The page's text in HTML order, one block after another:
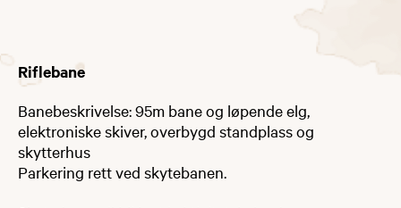
Riflebane
Banebeskrivelse: 95m bane​ og løpende elg,
elektroniske skiver, overbygd standplass og
skytterhus
Parkering rett ved skytebanen.